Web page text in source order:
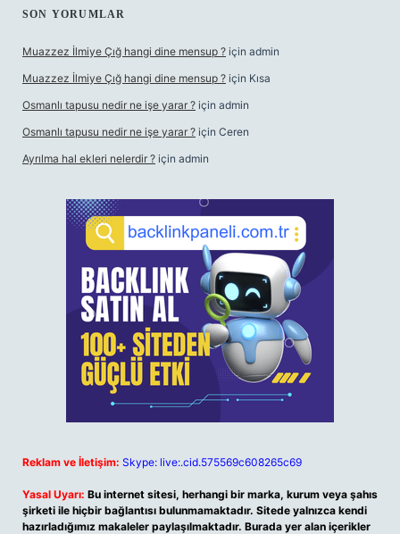
SON YORUMLAR
Muazzez İlmiye Çığ hangi dine mensup ? için admin
Muazzez İlmiye Çığ hangi dine mensup ? için Kısa
Osmanlı tapusu nedir ne işe yarar ? için admin
Osmanlı tapusu nedir ne işe yarar ? için Ceren
Ayrılma hal ekleri nelerdir ? için admin
Reklam ve İletişim: Skype: live:.cid.575569c608265c69
Yasal Uyarı: Bu internet sitesi, herhangi bir marka, kurum veya şahıs
şirketi ile hiçbir bağlantısı bulunmamaktadır. Sitede yalnızca kendi
hazırladığımız makaleler paylaşılmaktadır. Burada yer alan içerikler